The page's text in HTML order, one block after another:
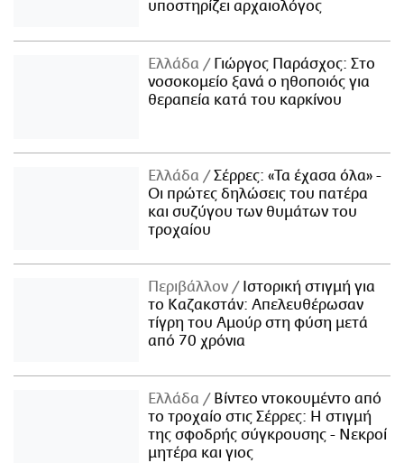
υποστηρίζει αρχαιολόγος
Ελλάδα
Γιώργος Παράσχος: Στο
νοσοκομείο ξανά ο ηθοποιός για
θεραπεία κατά του καρκίνου
Ελλάδα
Σέρρες: «Τα έχασα όλα» -
Οι πρώτες δηλώσεις του πατέρα
και συζύγου των θυμάτων του
τροχαίου
Περιβάλλον
Ιστορική στιγμή για
το Καζακστάν: Απελευθέρωσαν
τίγρη του Αμούρ στη φύση μετά
από 70 χρόνια
Ελλάδα
Βίντεο ντοκουμέντο από
το τροχαίο στις Σέρρες: Η στιγμή
της σφοδρής σύγκρουσης - Νεκροί
μητέρα και γιος